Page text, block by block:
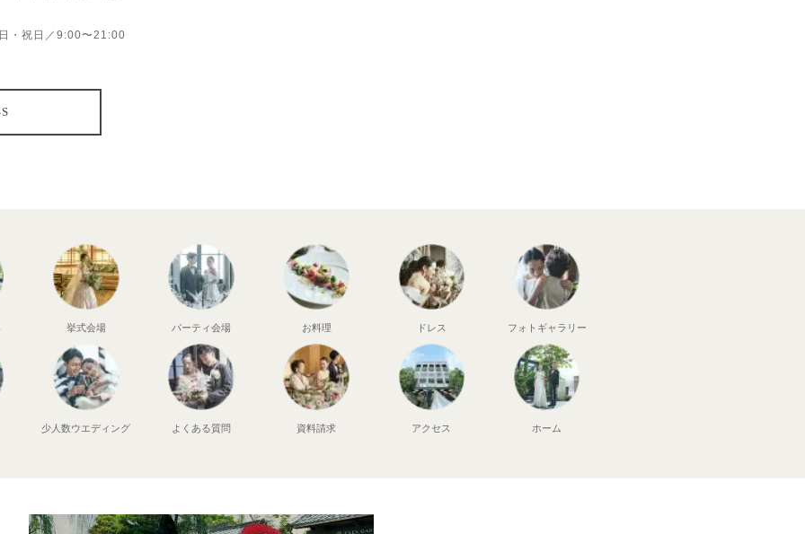
・祝日／9:00〜21:00
挙式会場 パーティ会場 お料理 ドレス フォト ギャラリー
少人数ウエディング よくある質問 資料請求 アクセス ホーム